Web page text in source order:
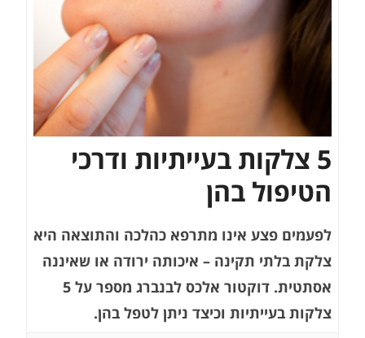
5 צלקות בעייתיות ודרכי
הטיפול בהן
לפעמים פצע אינו מתרפא כהלכה והתוצאה היא
צלקת בלתי תקינה – איכותה ירודה או שאיננה
אסתטית. דוקטור אלכס לבנברג מספר על 5
צלקות בעייתיות וכיצד ניתן לטפל בהן.